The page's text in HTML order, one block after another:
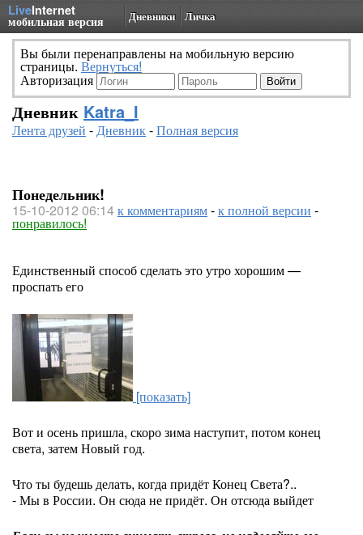
LiveInternet
мобильная версия Дневники Личка
Вы были перенаправлены на мобильную версию
страницы. Вернуться!
Авторизация
Дневник Katra_I
Лента друзей -Дневник-Полная версия
Понедельник!
15-10-2012 06:14к комментариям-к полной версии -
понравилось!
Единственный способ сделать это утро хорошим —
проспать его
[показать]
Вот и осень пришла, скоро зима наступит, потом конец
света, затем Новый год.
Что ты будешь делать, когда придёт Конец Света?..
- Мы в России. Он сюда не придёт. Он отсюда выйдет